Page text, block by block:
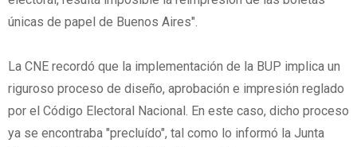
únicas de papel de Buenos Aires".
La CNE recordó que la implementación de la BUP implica un
riguroso proceso de diseño, aprobación e impresión reglado
por el Código Electoral Nacional. En este caso, dicho proceso
ya se encontraba "precluído", tal como lo informó la Junta